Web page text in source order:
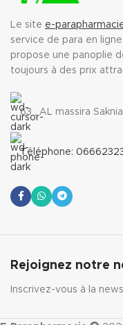
Le site e-
service de para en
propose une panoplie
toujours à des prix
63 , AL massira
Téléphone:
Rejoignez notre
Inscrivez-vous à la